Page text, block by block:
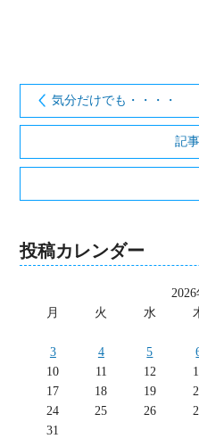
気分だけでも・・・・
記
投稿カレンダー
2026
月
火 水
3
4 5
10
11 12
17
18 19
24
25 26
31